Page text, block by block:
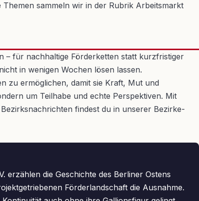
sammeln wir in der Rubrik Arbeitsmarkt
– für nachhaltige Förderketten statt kurzfristiger
in wenigen Wochen lösen lassen.
zu ermöglichen, damit sie Kraft, Mut und
um Teilhabe und echte Perspektiven. Mit
findest du in unserer Bezirke-
erzählen die Geschichte des Berliner Ostens
Förderlandschaft die Ausnahme.